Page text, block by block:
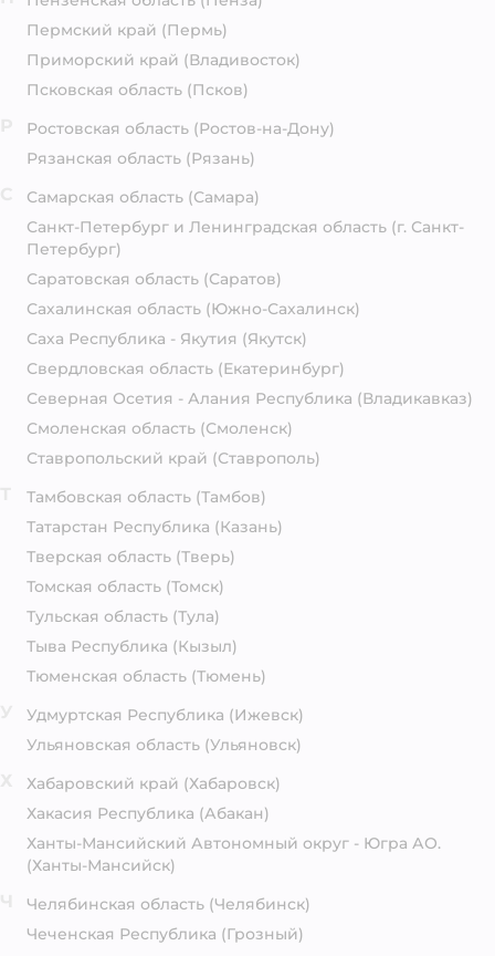
Пермский край (Пермь)
Приморский край (Владивосток)
Псковская область (Псков)
Ростовская область (Ростов-на-Дону)
Рязанская область (Рязань)
Самарская область (Самара)
Санкт-Петербург и Ленинградская область (г. Санкт-
Петербург)
Саратовская область (Саратов)
Сахалинская область (Южно-Сахалинск)
Саха Республика - Якутия (Якутск)
Свердловская область (Екатеринбург)
Северная Осетия - Алания Республика (Владикавказ)
Смоленская область (Смоленск)
Ставропольский край (Ставрополь)
Тамбовская область (Тамбов)
Татарстан Республика (Казань)
Тверская область (Тверь)
Томская область (Томск)
Тульская область (Тула)
Тыва Республика (Кызыл)
Тюменская область (Тюмень)
Удмуртская Республика (Ижевск)
Ульяновская область (Ульяновск)
Хабаровский край (Хабаровск)
Хакасия Республика (Абакан)
Ханты-Мансийский Автономный округ - Югра АО.
(Ханты-Мансийск)
Челябинская область (Челябинск)
Чеченская Республика (Грозный)